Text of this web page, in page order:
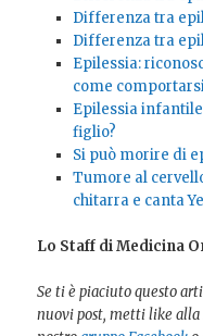
Differenza tra
Differenza tra
Epilessia:
come
Epilessia
figlio?
Si può morire di
Tumore al
chitarra e canta
Lo Staff di Medicina
Se ti è piaciuto questo
nuovi post, metti like